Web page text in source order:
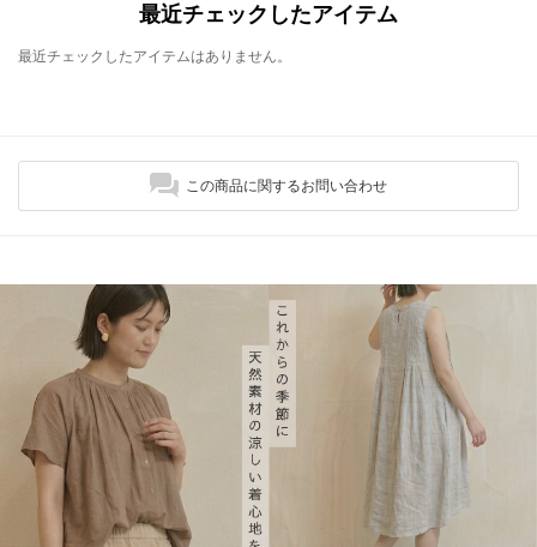
最近チェックしたアイテム
最近チェックしたアイテムはありません。
この商品に関するお問い合わせ